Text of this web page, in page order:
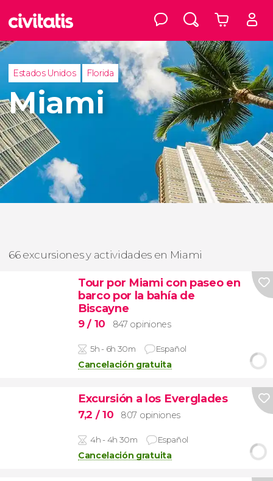
Estados Unidos Florida
Miami
66 excursiones y actividades en Miami
Tour por Miami con paseo en
barco por la bahía de
Biscayne
9/ 10 847 opiniones
5h - 6h 30m Español
Cancelación gratuita
Excursión a los Everglades
7,2 / 10 807 opiniones
4h - 4h 30m Español
Cancelación gratuita